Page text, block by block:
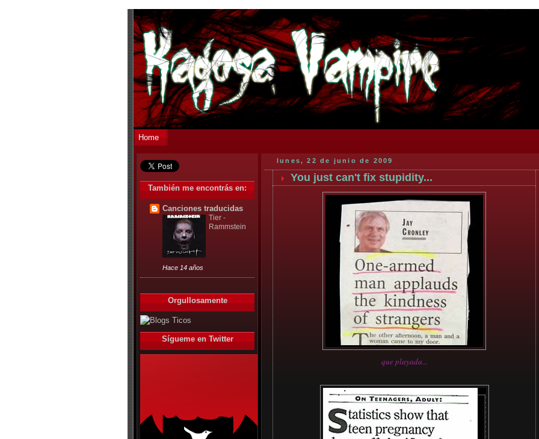
Home
También me encontrás en:
Canciones traducidas
Tier -
Rammstein
Hace 14 años
Orgullosamente
Sígueme en Twitter
lunes, 22 de junio de 2009
You just can't fix stupidity...
que playada...